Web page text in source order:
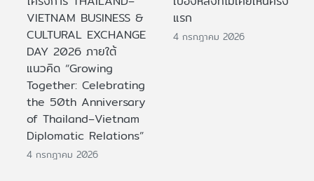
VIETNAM BUSINESS &
CULTURAL EXCHANGE
DAY 2026 ภายใต้
แนวคิด “Growing
Together: Celebrating
the 50th Anniversary
of Thailand–Vietnam
Diplomatic Relations”
4 กรกฎาคม 2026
แรก
4 กรกฎาคม 2026